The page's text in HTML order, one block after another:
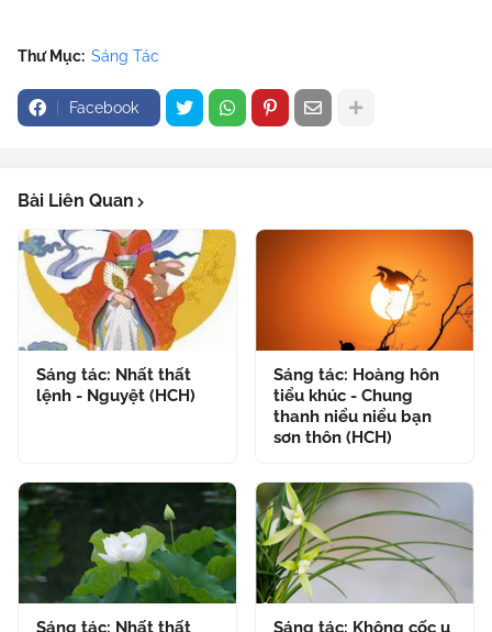
Thư Mục: Sáng Tác
Facebook
Bài Liên Quan
Sáng tác: Nhất thất
lệnh - Nguyệt (HCH)
Sáng tác: Hoàng hôn
tiểu khúc - Chung
thanh niểu niểu bạn
sơn thôn (HCH)
Sáng tác: Nhất thất Sáng tác: Không cốc u